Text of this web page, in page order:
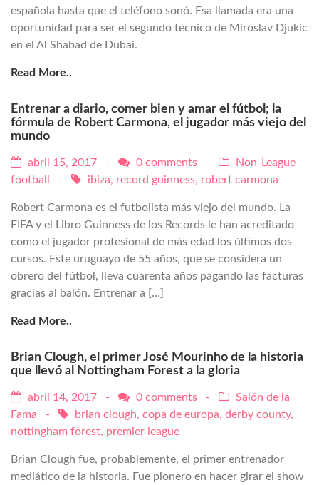
española hasta que el teléfono sonó. Esa llamada era una
oportunidad para ser el segundo técnico de Miroslav Djukic
en el Al Shabad de Dubai.
Read More..
Entrenar a diario, comer bien y amar el fútbol; la
fórmula de Robert Carmona, el jugador más viejo del
mundo
abril 15, 2017 - 0 comments -
Non-League
football
- ibiza, record guinness, robert carmona
Robert Carmona es el futbolista más viejo del mundo. La
FIFA y el Libro Guinness de los Records le han acreditado
como el jugador profesional de más edad los últimos dos
cursos. Este uruguayo de 55 años, que se considera un
obrero del fútbol, lleva cuarenta años pagando las facturas
gracias al balón. Entrenar a […]
Read More..
Brian Clough, el primer José Mourinho de la historia
que llevó al Nottingham Forest a la gloria
abril 14, 2017 - 0 comments -
Salón de la
Fama - brian clough, copa de europa, derby county,
nottingham forest, premier league
Brian Clough fue, probablemente, el primer entrenador
mediático de la historia. Fue pionero en hacer girar el show